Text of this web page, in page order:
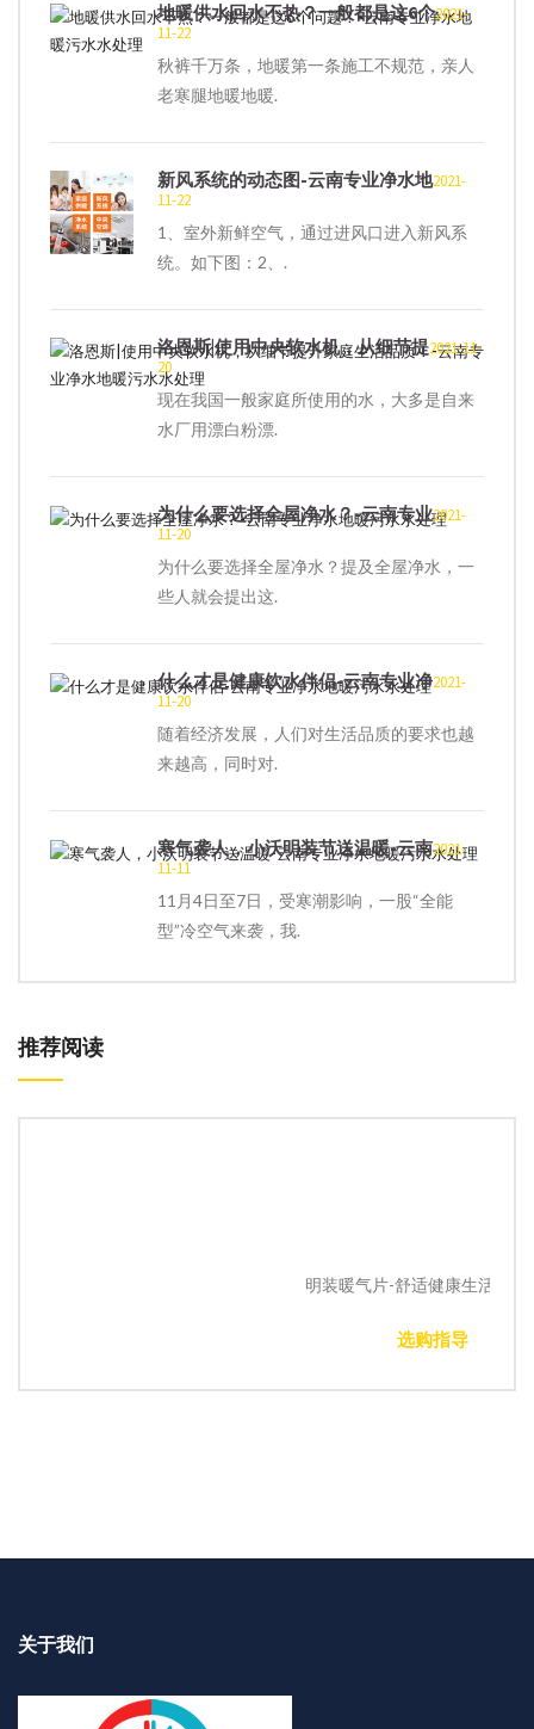
地暖供水回水不热？一般都是这6个2021-
11-22
秋裤千万条，地暖第一条施工不规范，亲人
老寒腿地暖地暖.
新风系统的动态图-云南专业净水地2021-
11-22
1、室外新鲜空气，通过进风口进入新风系
统。如下图：2、.
洛恩斯|使用中央软水机，从细节提2021-11-
20
现在我国一般家庭所使用的水，大多是自来
水厂用漂白粉漂.
为什么要选择全屋净水？-云南专业2021-
11-20
为什么要选择全屋净水？提及全屋净水，一
些人就会提出这.
什么才是健康饮水伴侣-云南专业净2021-
11-20
随着经济发展，人们对生活品质的要求也越
来越高，同时对.
寒气袭人，小沃明装节送温暖-云南2021-
11-11
11月4日至7日，受寒潮影响，一股“全能
型”冷空气来袭，我.
推荐阅读
明装暖气片-舒适健康生活的新标配
关于我们